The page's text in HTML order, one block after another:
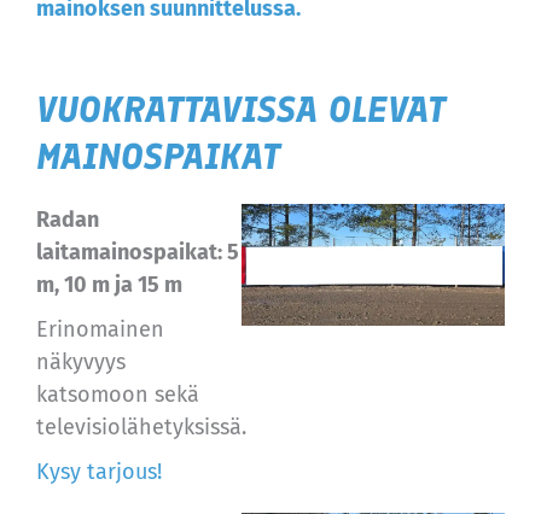
mainoksen suunnittelussa.
VUOKRATTAVISSA OLEVAT
MAINOSPAIKAT
Radan
laitamainospaikat: 5
m, 10 m ja 15 m
Erinomainen
näkyvyys
katsomoon sekä
televisiolähetyksissä.
Kysy tarjous!